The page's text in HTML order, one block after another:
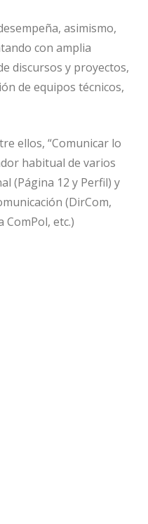
asimismo,
con amplia
discursos y proyectos,
de equipos técnicos,
ellos, “Comunicar lo
habitual de varios
(Página 12 y Perfil) y
(DirCom,
etc.)